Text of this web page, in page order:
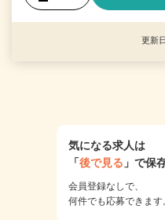
更新
気になる求人は
「後で見る 」で保
会員登録なしで、
何件でも応募できます